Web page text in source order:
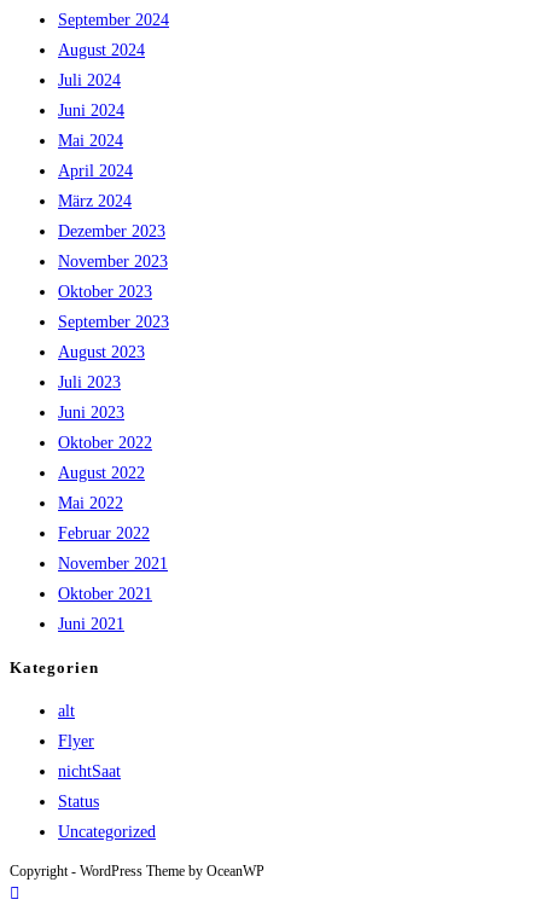
September 2024
August 2024
Juli 2024
Juni 2024
Mai 2024
April 2024
März 2024
Dezember 2023
November 2023
Oktober 2023
September 2023
August 2023
Juli 2023
Juni 2023
Oktober 2022
August 2022
Mai 2022
Februar 2022
November 2021
Oktober 2021
Juni 2021
Kategorien
alt
Flyer
nichtSaat
Status
Uncategorized
Copyright - WordPress Theme by OceanWP